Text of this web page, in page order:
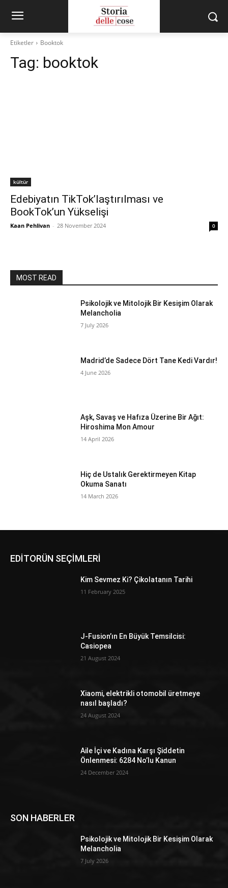
Etiketler Booktok
Tag: booktok
kültür
Edebiyatın TikTok’laştırılması ve
BookTok’un Yükselişi
Kaan Pehlivan - 28 November 2024 0
MOST READ
Psikolojik ve Mitolojik Bir Kesişim Olarak
Melancholia
7 July 2026
Madrid’de Sadece Dört Tane Kedi Vardır!
4 June 2026
Aşk, Savaş ve Hafıza Üzerine Bir Ağıt:
Hiroshima Mon Amour
14 April 2026
Hiç de Ustalık Gerektirmeyen Kitap
Okuma Sanatı
14 March 2026
EDİTORÜN SEÇİMLERİ
Kim Sevmez Ki? Çikolatanın Tarihi
11 February 2025
J-Fusion’ın En Büyük Temsilcisi:
Casiopea
21 August 2024
Xiaomi, elektrikli otomobil üretmeye
nasıl başladı?
24 August 2024
Aile İçi ve Kadına Karşı Şiddetin
Önlenmesi: 6284 No’lu Kanun
24 December 2024
SON HABERLER
Psikolojik ve Mitolojik Bir Kesişim Olarak
Melancholia
7 July 2026